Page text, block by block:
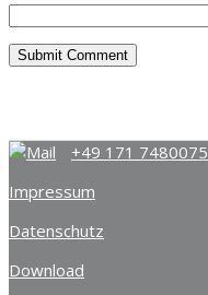
+49 171 7480075
Impressum
Datenschutz
Download